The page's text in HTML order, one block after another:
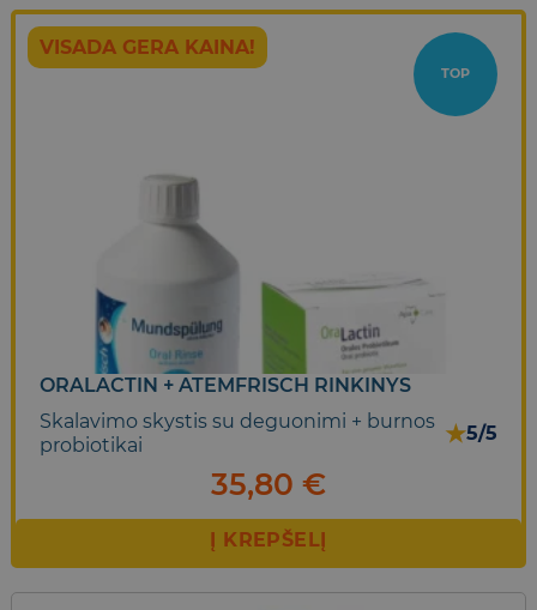
VISADA GERA KAINA!
TOP
ORALACTIN + ATEMFRISCH RINKINYS
Skalavimo skystis su deguonimi + burnos
probiotikai
★5/5
35,80 €
Į KREPŠELĮ